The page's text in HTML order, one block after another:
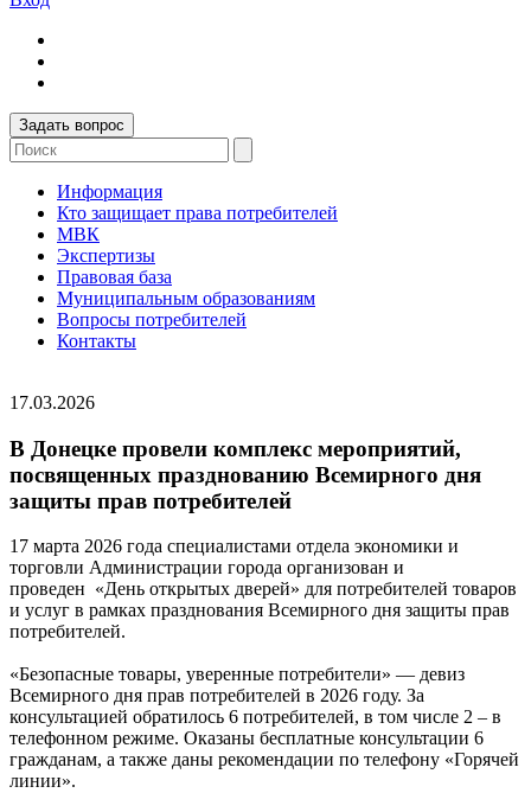
Задать вопрос
Информация
Кто защищает права потребителей
МВК
Экспертизы
Правовая база
Муниципальным образованиям
Вопросы потребителей
Контакты
17.03.2026
В Донецке провели комплекс мероприятий,
посвященных празднованию Всемирного дня
защиты прав потребителей
17 марта 2026 года специалистами отдела экономики и
торговли Администрации города организован и
проведен «День открытых дверей» для потребителей товаров
и услуг в рамках празднования Всемирного дня защиты прав
потребителей.
«Безопасные товары, уверенные потребители» — девиз
Всемирного дня прав потребителей в 2026 году. За
консультацией обратилось 6 потребителей, в том числе 2 – в
телефонном режиме. Оказаны бесплатные консультации 6
гражданам, а также даны рекомендации по телефону «Горячей
линии».